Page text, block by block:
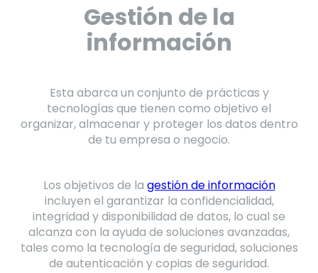
Gestión de la
información
Esta abarca un conjunto de prácticas y
tecnologías que tienen como objetivo el
organizar, almacenar y proteger los datos dentro
de tu empresa o negocio.
Los objetivos de la gestión de información
incluyen el garantizar la confidencialidad,
integridad y disponibilidad de datos, lo cual se
alcanza con la ayuda de soluciones avanzadas,
tales como la tecnología de seguridad, soluciones
de autenticación y copias de seguridad.